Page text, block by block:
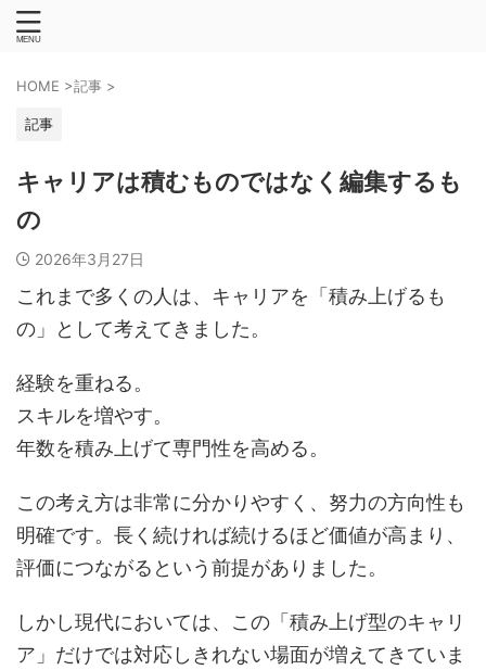
HOME >記事 >
記事
キャリアは積むものではなく編集するも
の
2026年3月27日
これまで多くの人は、キャリアを「積み上げるも
の」として考えてきました。
経験を重ねる。
スキルを増やす。
年数を積み上げて専門性を高める。
この考え方は非常に分かりやすく、努力の方向性も
明確です。長く続ければ続けるほど価値が高まり、
評価につながるという前提がありました。
しかし現代においては、この「積み上げ型のキャリ
ア」だけでは対応しきれない場面が増えてきていま